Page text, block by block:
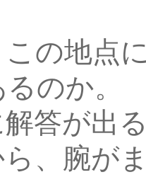
の地点
のか。
答が出
、腕が